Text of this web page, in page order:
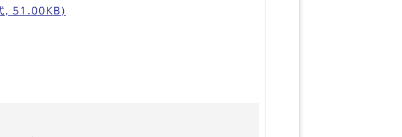
, 51.00KB)